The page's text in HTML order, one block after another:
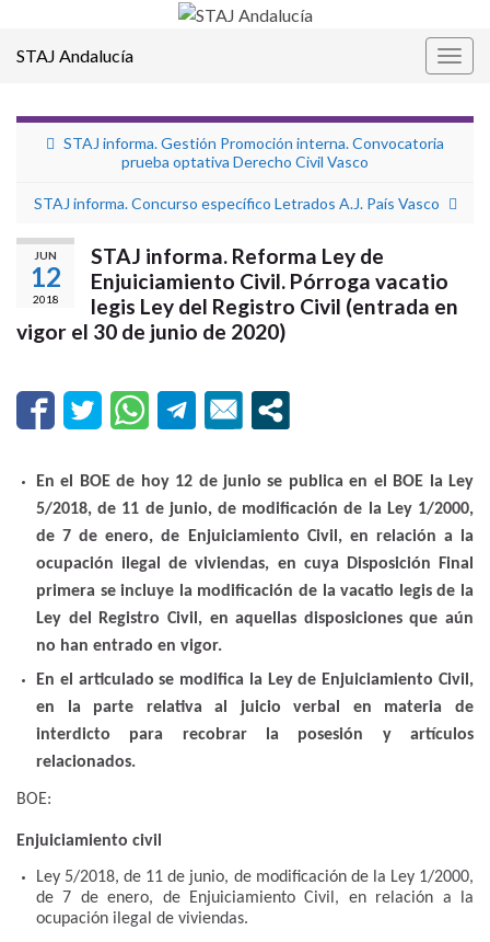
STAJ Andalucía
STAJ informa. Gestión Promoción interna. Convocatoria
prueba optativa Derecho Civil Vasco
STAJ informa. Concurso específico Letrados A.J. País Vasco
JUN
12
2018
STAJ informa. Reforma Ley de
Enjuiciamiento Civil. Pórroga vacatio
legis Ley del Registro Civil (entrada en
vigor el 30 de junio de 2020)
En el BOE de hoy 12 de junio se publica en el BOE la Ley
5/2018, de 11 de junio, de modificación de la Ley 1/2000,
de 7 de enero, de Enjuiciamiento Civil, en relación a la
ocupación ilegal de viviendas, en cuya Disposición Final
primera se incluye la modificación de la vacatio legis de la
Ley del Registro Civil, en aquellas disposiciones que aún
no han entrado en vigor.
En el articulado se modifica la Ley de Enjuiciamiento Civil,
en la parte relativa al juicio verbal en materia de
interdicto para recobrar la posesión y artículos
relacionados.
BOE:
Enjuiciamiento civil
Ley 5/2018, de 11 de junio, de modificación de la Ley 1/2000,
de 7 de enero, de Enjuiciamiento Civil, en relación a la
ocupación ilegal de viviendas.